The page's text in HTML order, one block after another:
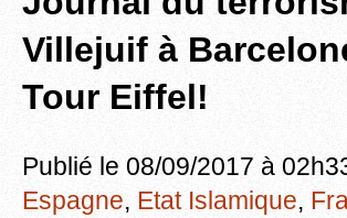
Villejuif à
Tour Eiffel!
Publié le 08/09/2017 à
Espagne, Etat Islamique,